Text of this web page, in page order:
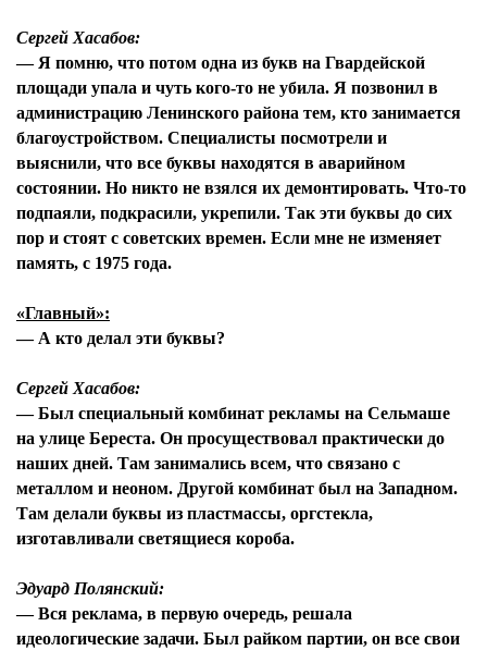
Сергей Хасабов:
— Я помню, что потом одна из букв на Гвардейской
площади упала и чуть кого-то не убила. Я позвонил в
администрацию Ленинского района тем, кто занимается
благоустройством. Специалисты посмотрели и
выяснили, что все буквы находятся в аварийном
состоянии. Но никто не взялся их демонтировать. Что-то
подпаяли, подкрасили, укрепили. Так эти буквы до сих
пор и стоят с советских времен. Если мне не изменяет
память, с 1975 года.
«Главный»:
— А кто делал эти буквы?
Сергей Хасабов:
— Был специальный комбинат рекламы на Сельмаше
на улице Береста. Он просуществовал практически до
наших дней. Там занимались всем, что связано с
металлом и неоном. Другой комбинат был на Западном.
Там делали буквы из пластмассы, оргстекла,
изготавливали светящиеся короба.
Эдуард Полянский:
— Вся реклама, в первую очередь, решала
идеологические задачи. Был райком партии, он все свои